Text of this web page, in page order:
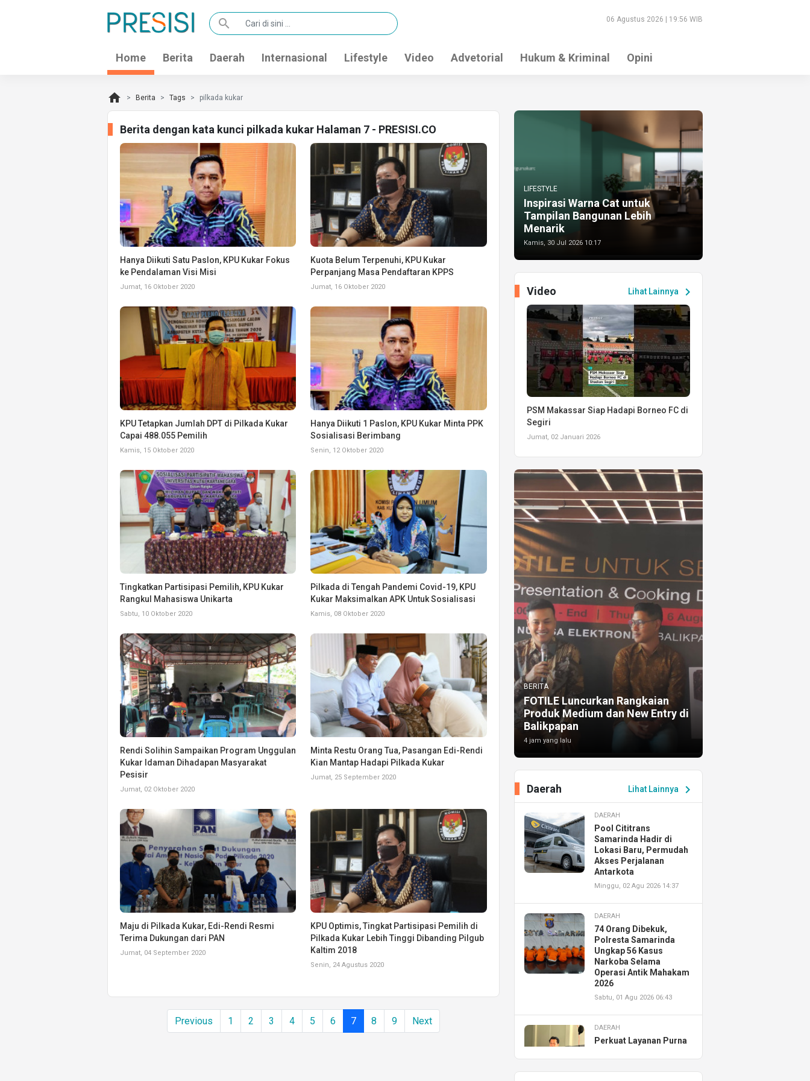
search 06 Agustus 2026 | 19:56 WIB
Home Berita Daerah Internasional Lifestyle Video Advetorial Hukum & Kriminal Opini
home Berita Tags pilkada kukar
Berita dengan kata kunci pilkada kukar Halaman 7 - PRESISI.CO
Hanya Diikuti Satu Paslon, KPU Kukar Fokus
ke Pendalaman Visi Misi
Jumat, 16 Oktober 2020
Kuota Belum Terpenuhi, KPU Kukar
Perpanjang Masa Pendaftaran KPPS
Jumat, 16 Oktober 2020
KPU Tetapkan Jumlah DPT di Pilkada Kukar
Capai 488.055 Pemilih
Kamis, 15 Oktober 2020
Hanya Diikuti 1 Paslon, KPU Kukar Minta PPK
Sosialisasi Berimbang
Senin, 12 Oktober 2020
Tingkatkan Partisipasi Pemilih, KPU Kukar
Rangkul Mahasiswa Unikarta
Sabtu, 10 Oktober 2020
Pilkada di Tengah Pandemi Covid-19, KPU
Kukar Maksimalkan APK Untuk Sosialisasi
Kamis, 08 Oktober 2020
Rendi Solihin Sampaikan Program Unggulan
Kukar Idaman Dihadapan Masyarakat
Pesisir
Jumat, 02 Oktober 2020
Minta Restu Orang Tua, Pasangan Edi-Rendi
Kian Mantap Hadapi Pilkada Kukar
Jumat, 25 September 2020
Maju di Pilkada Kukar, Edi-Rendi Resmi
Terima Dukungan dari PAN
Jumat, 04 September 2020
KPU Optimis, Tingkat Partisipasi Pemilih di
Pilkada Kukar Lebih Tinggi Dibanding Pilgub
Kaltim 2018
Senin, 24 Agustus 2020
Previous 1 2 3 4 5 6 7 8 9 Next
LIFESTYLE
Inspirasi Warna Cat untuk
Tampilan Bangunan Lebih
Menarik
Kamis, 30 Jul 2026 10:17
Lihat Lainnya chevron_right
Video
PSM Makassar Siap Hadapi Borneo FC di
Segiri
Jumat, 02 Januari 2026
BERITA
FOTILE Luncurkan Rangkaian
Produk Medium dan New Entry di
Balikpapan
4 jam yang lalu
Lihat Lainnya chevron_right
Daerah
DAERAH
Pool Cititrans
Samarinda Hadir di
Lokasi Baru, Permudah
Akses Perjalanan
Antarkota
Minggu, 02 Agu 2026 14:37
DAERAH
74 Orang Dibekuk,
Polresta Samarinda
Ungkap 56 Kasus
Narkoba Selama
Operasi Antik Mahakam
2026
Sabtu, 01 Agu 2026 06:43
DAERAH
Perkuat Layanan Purna
Resmikan AHASS